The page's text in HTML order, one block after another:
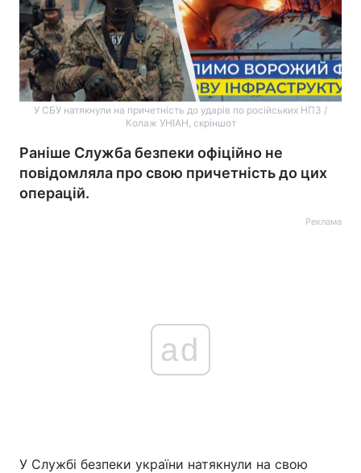
У СБУ натякнули на причетність до ударів по російських НПЗ /
Колаж УНІАН, скріншот
Раніше Служба безпеки офіційно не
повідомляла про свою причетність до цих
операцій.
Реклама
ad
У Службі безпеки україни натякнули на свою